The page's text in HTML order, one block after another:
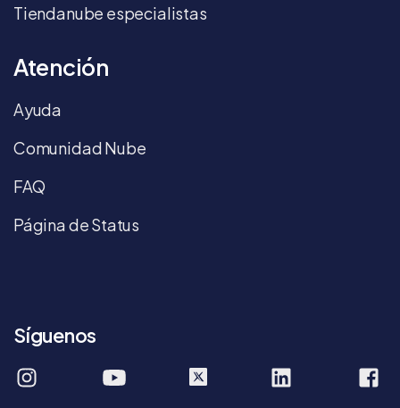
Tiendanube especialistas
Atención
Ayuda
Comunidad Nube
FAQ
Página de Status
Síguenos
tiendanube tiendanube company/